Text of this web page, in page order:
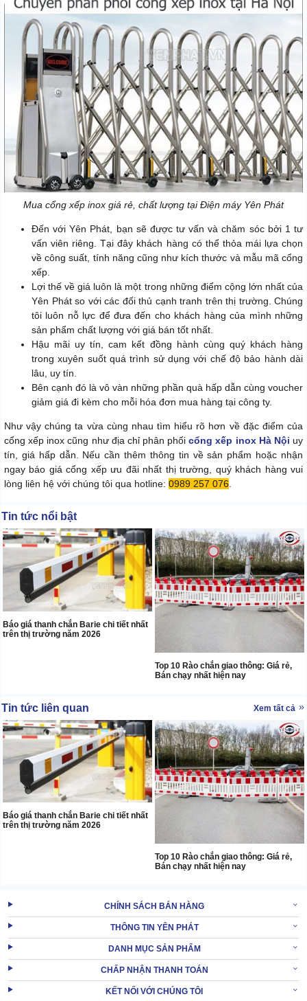
Mua cổng xếp inox giá rẻ, chất lượng tại Điện máy Yên Phát
Đến với Yên Phát, bạn sẽ được tư vấn và chăm sóc bởi 1 tư
vấn viên riêng. Tại đây khách hàng có thể thỏa mái lựa chọn
về công suất, tính năng cũng như kích thước và mẫu mã cổng
xếp.
Lợi thế về giá luôn là một trong những điểm cộng lớn nhất của
Yên Phát so với các đối thủ cạnh tranh trên thị trường. Chúng
tôi luôn nỗ lực để đưa đến cho khách hàng của mình những
sản phẩm chất lượng với giá bán tốt nhất.
Hậu mãi uy tín, cam kết đồng hành cùng quý khách hàng
trong xuyên suốt quá trình sử dụng với chế độ bảo hành dài
lâu, uy tín.
Bên cạnh đó là vô vàn những phần quà hấp dẫn cùng voucher
giảm giá đi kèm cho mỗi hóa đơn mua hàng tại công ty.
Như vậy chúng ta vừa cùng nhau tìm hiểu rõ hơn về đặc điểm của
cổng xếp inox cũng như địa chỉ phân phốicổng xếp inox Hà Nội uy
tín, giá hấp dẫn. Nếu cần thêm thông tin về sản phẩm hoặc nhận
ngay báo giá cổng xếp ưu đãi nhất thị trường, quý khách hàng vui
lòng liên hệ với chúng tôi qua hotline: 0989 257 076.
Tin tức nổi bật
Báo giá thanh chắn Barie chi tiết nhất
trên thị trường năm 2026
Top 10 Rào chắn giao thông: Giá rẻ,
Bán chạy nhất hiện nay
Tin tức liên quan Xem tất cả
Báo giá thanh chắn Barie chi tiết nhất
trên thị trường năm 2026
Top 10 Rào chắn giao thông: Giá rẻ,
Bán chạy nhất hiện nay
CHÍNH SÁCH BÁN HÀNG
THÔNG TIN YÊN PHÁT
DANH MỤC SẢN PHẨM
CHẤP NHẬN THANH TOÁN
KẾT NỐI VỚI CHÚNG TÔI